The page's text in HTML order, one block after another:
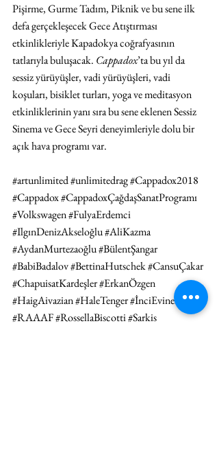
Pişirme, Gurme Tadım, Piknik ve bu sene ilk
defa gerçekleşecek Gece Atıştırması
etkinlikleriyle Kapadokya coğrafyasının
tatlarıyla buluşacak. Cappadox’ta bu yıl da
sessiz yürüyüşler, vadi yürüyüşleri, vadi
koşuları, bisiklet turları, yoga ve meditasyon
etkinliklerinin yanı sıra bu sene eklenen Sessiz
Sinema ve Gece Seyri deneyimleriyle dolu bir
açık hava programı var.
#artunlimited#unlimitedrag#Cappadox2018
#Cappadox#CappadoxÇağdaşSanatProgramı
#Volkswagen#FulyaErdemci
#IlgınDenizAkseloğlu#AliKazma
#AydanMurtezaoğlu#BülentŞangar
#BabiBadalov#BettinaHutschek#CansuÇakar
#ChapuisatKardeşler#ErkanÖzgen
#HaigAivazian#HaleTenger#İnciEviner
#RAAAF#RossellaBiscotti#Sarkis